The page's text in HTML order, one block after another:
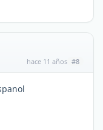
hace 11 años #8